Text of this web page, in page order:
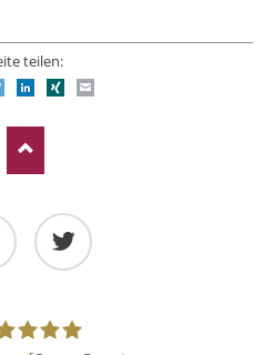
teilen:
TwitterLinkedIn
Xing